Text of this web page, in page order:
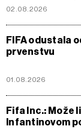
02.08.2026
FIFA odustala
prvenstvu
01.08.2026
Fifa Inc.: Može
Infantinovom